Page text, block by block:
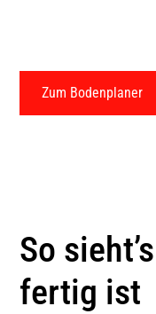
Zum Bodenplaner
So
fertig ist